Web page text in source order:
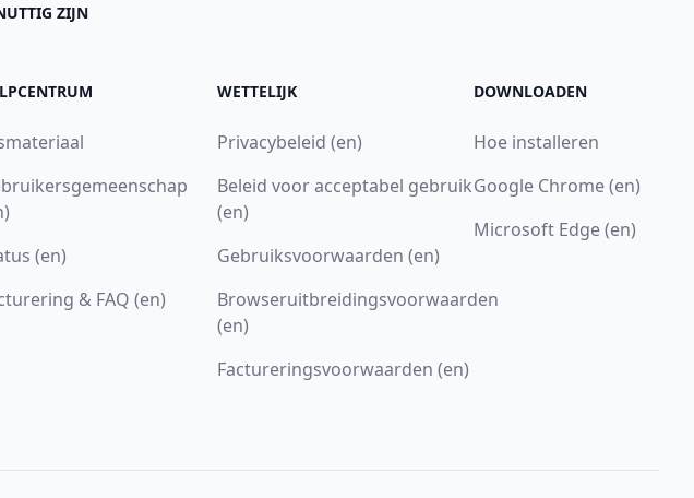
ZIJN
(en)
& FAQ (en)
WETTELIJK
Privacybeleid (en)
Beleid voor acceptabel gebruik
(en)
Gebruiksvoorwaarden (en)
Browseruitbreidingsvoorwaarden
(en)
Factureringsvoorwaarden (en)
DOWNLOADEN
Hoe installeren
Google Chrome (en)
Microsoft Edge (en)